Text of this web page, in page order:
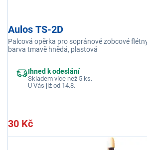
Aulos TS-2D
Palcová opěrka pro sopránové zobcové
barva tmavě hnědá, plastová
Ihned k odeslání
Skladem více než 5 ks.
U Vás již od 14.8.
30 Kč